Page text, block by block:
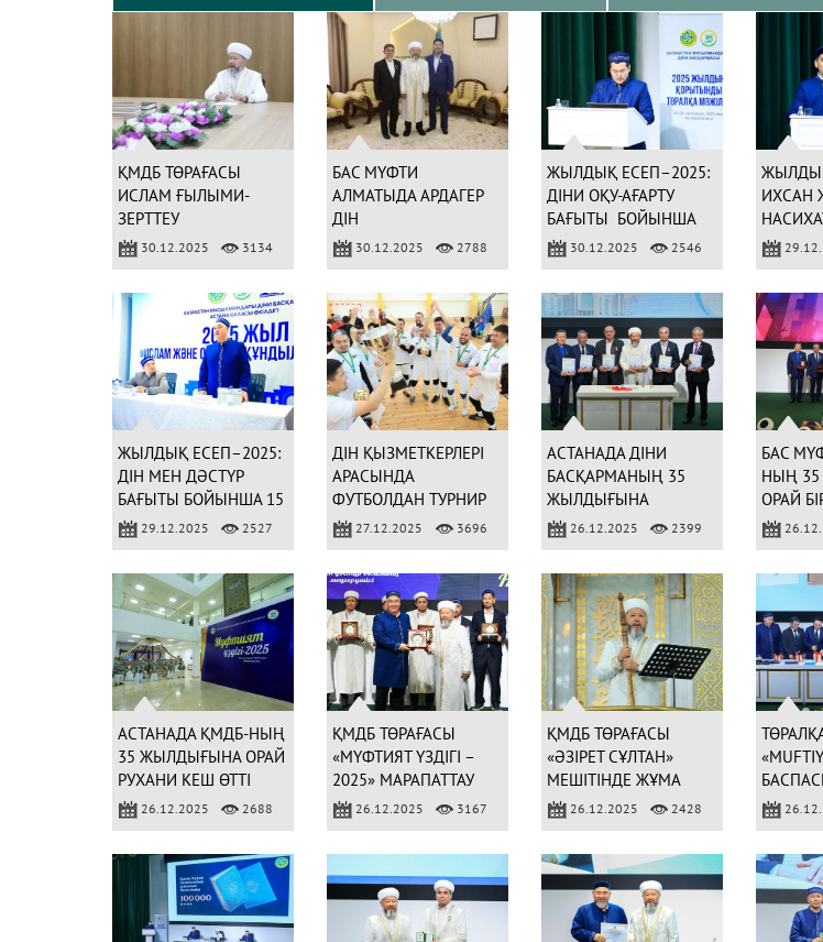
ҚМДБ ТӨРАҒАСЫ
ИСЛАМ ҒЫЛЫМИ-
ЗЕРТТЕУ
ИНСТИТУТЫНЫҢ
ЖҰМЫСЫМЕН
30.12.2025 3134
БАС МҮФТИ
АЛМАТЫДА АРДАГЕР
ДІН
ҚЫЗМЕТКЕРЛЕРІМЕН
КЕЗДЕСТІ
30.12.2025 2788
ЖЫЛДЫҚ ЕСЕП–2025:
ДІНИ ОҚУ-АҒАРТУ
БАҒЫТЫ БОЙЫНША
АТҚАРЫЛҒАН
ЖҰМЫСТАР
30.12.2025 2546
ИХСАН
УАҒЫЗ-
ЖЫЛДЫҚ ЕСЕП–2025:
ДІН МЕН ДӘСТҮР
БАҒЫТЫ БОЙЫНША 15
321 ІС-ШАРА
ҰЙЫМДАСТЫРЫЛДЫ
29.12.2025 2527
ДІН ҚЫЗМЕТКЕРЛЕРІ
АРАСЫНДА
ФУТБОЛДАН ТУРНИР
ӨТТІ27.12.2025 3696
АСТАНАДА ДІНИ
БАСҚАРМАНЫҢ 35
ЖЫЛДЫҒЫНА
АРНАЛҒАН АРНАЙЫ
КІТАПТЫҢ ТҰСАУЫ
26.12.2025 2399
БАС
НЫҢ
ОРАЙ
ҚАУЫМ
АСТАНАДА ҚМДБ-НЫҢ
35 ЖЫЛДЫҒЫНА ОРАЙ
РУХАНИ КЕШ ӨТТІ
26.12.2025 2688
ҚМДБ ТӨРАҒАСЫ
«МҮФТИЯТ ҮЗДІГІ –
2025» МАРАПАТТАУ
ШАРАСЫНА ҚАТЫСТЫ
26.12.2025 3167
ҚМДБ ТӨРАҒАСЫ
«ӘЗІРЕТ СҰЛТАН»
МЕШІТІНДЕ ЖҰМА
НАМАЗЫН ЖҮРГІЗДІ
26.12.2025 2428